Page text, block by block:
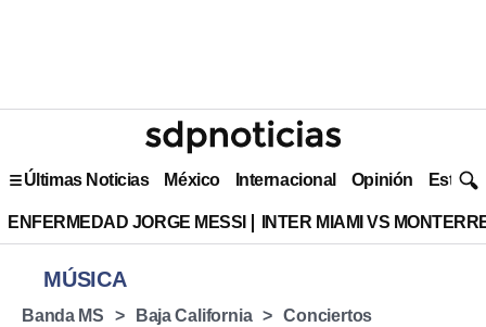
Últimas Noticias México Internacional Opinión Estilo
ENFERMEDAD JORGE MESSI INTER MIAMI VS
MÚSICA
Banda MS Baja California Conciertos